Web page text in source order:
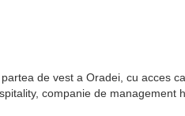
de vest a Oradei, cu acces
companie de management